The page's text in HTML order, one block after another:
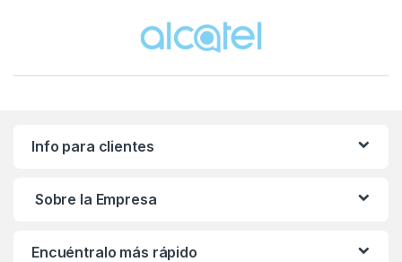
Brands Carousel
Info para clientes
Sobre la Empresa
Encuéntralo más rápido